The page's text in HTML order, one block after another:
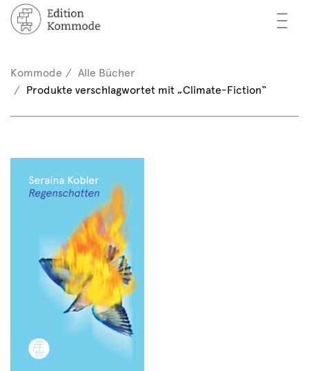
—
—
—
/ Registrieren
(0)
Kommode
Alle Bücher
Produkte verschlagwortet mit „Climate-Fiction“